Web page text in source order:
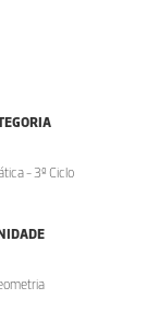
- 3º Ciclo